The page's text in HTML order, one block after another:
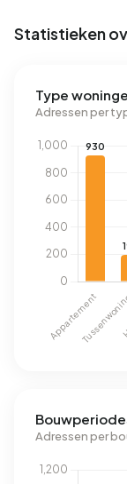
Statistieken
Type
Adressen per
Adressen per